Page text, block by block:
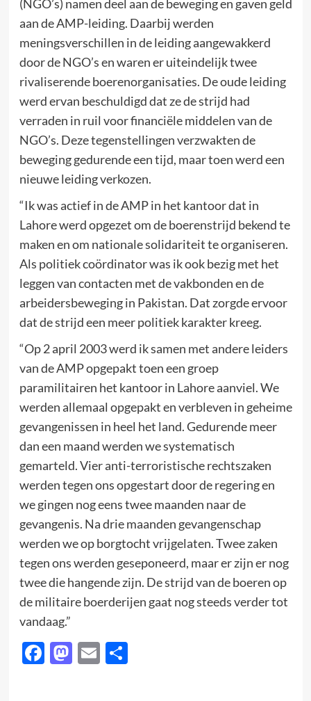
(NGO’s) namen deel aan de beweging en gaven geld
aan de AMP-leiding. Daarbij werden
meningsverschillen in de leiding aangewakkerd
door de NGO’s en waren er uiteindelijk twee
rivaliserende boerenorganisaties. De oude leiding
werd ervan beschuldigd dat ze de strijd had
verraden in ruil voor financiële middelen van de
NGO’s. Deze tegenstellingen verzwakten de
beweging gedurende een tijd, maar toen werd een
nieuwe leiding verkozen.
“Ik was actief in de AMP in het kantoor dat in
Lahore werd opgezet om de boerenstrijd bekend te
maken en om nationale solidariteit te organiseren.
Als politiek coördinator was ik ook bezig met het
leggen van contacten met de vakbonden en de
arbeidersbeweging in Pakistan. Dat zorgde ervoor
dat de strijd een meer politiek karakter kreeg.
“Op 2 april 2003 werd ik samen met andere leiders
van de AMP opgepakt toen een groep
paramilitairen het kantoor in Lahore aanviel. We
werden allemaal opgepakt en verbleven in geheime
gevangenissen in heel het land. Gedurende meer
dan een maand werden we systematisch
gemarteld. Vier anti-terroristische rechtszaken
werden tegen ons opgestart door de regering en
we gingen nog eens twee maanden naar de
gevangenis. Na drie maanden gevangenschap
werden we op borgtocht vrijgelaten. Twee zaken
tegen ons werden geseponeerd, maar er zijn er nog
twee die hangende zijn. De strijd van de boeren op
de militaire boerderijen gaat nog steeds verder tot
vandaag.”
Facebook
Mastodon
EmailDelen